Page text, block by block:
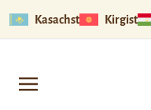
Kasachstan Kirgistan